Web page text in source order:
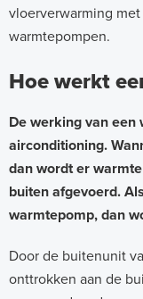
vloerverwarming
warmtepompen.
Hoe werkt
De werking van
airconditioning.
dan wordt er
buiten afgevoerd.
warmtepomp, dan
Door de buitenunit
onttrokken aan de